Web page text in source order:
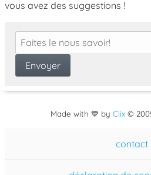
vous avez des suggestions !
Made with 💙 by Clix©
contact